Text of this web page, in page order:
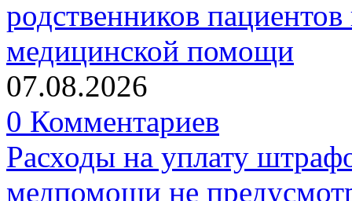
родственников
медицинской помощи
07.08.2026
0 Комментариев
Расходы на уплату
медпомощи не